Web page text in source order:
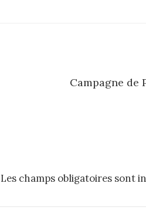
Campagne de
Les champs obligatoires sont